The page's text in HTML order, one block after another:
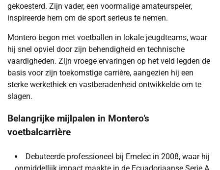
gekoesterd. Zijn vader, een voormalige amateurspeler,
inspireerde hem om de sport serieus te nemen.
Montero begon met voetballen in lokale jeugdteams, waar
hij snel opviel door zijn behendigheid en technische
vaardigheden. Zijn vroege ervaringen op het veld legden de
basis voor zijn toekomstige carrière, aangezien hij een
sterke werkethiek en vastberadenheid ontwikkelde om te
slagen.
Belangrijke mijlpalen in Montero’s
voetbalcarrière
Debuteerde professioneel bij Emelec in 2008, waar hij